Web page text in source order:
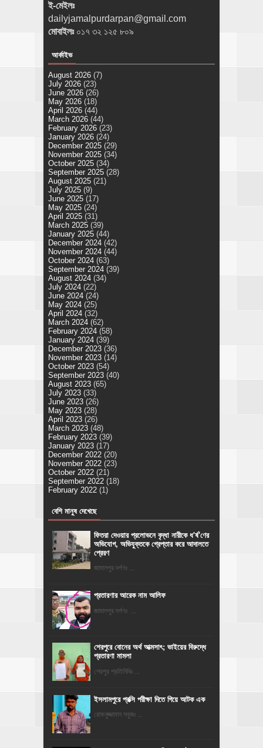
ই-মেইলঃ
dailyjamalpurdarpan@gmail.com
মোবাইলঃ ০১৭ ৩২ ১২৫ ৮০৯
আর্কাইভ
August 2026 (7)
July 2026 (23)
June 2026 (26)
May 2026 (18)
April 2026 (44)
March 2026 (44)
February 2026 (23)
January 2026 (24)
December 2025 (29)
November 2025 (34)
October 2025 (34)
September 2025 (28)
August 2025 (21)
July 2025 (9)
June 2025 (17)
May 2025 (24)
April 2025 (31)
March 2025 (39)
January 2025 (44)
December 2024 (42)
November 2024 (44)
October 2024 (63)
September 2024 (39)
August 2024 (34)
July 2024 (22)
June 2024 (24)
May 2024 (25)
April 2024 (32)
March 2024 (62)
February 2024 (58)
January 2024 (39)
December 2023 (36)
November 2023 (14)
October 2023 (54)
September 2023 (40)
August 2023 (65)
July 2023 (33)
June 2023 (26)
May 2023 (28)
April 2023 (26)
March 2023 (48)
February 2023 (39)
January 2023 (17)
December 2022 (20)
November 2022 (23)
October 2022 (21)
September 2022 (18)
February 2022 (1)
বেশি মানুষ দেখেছে
ফিতরা দেওয়ার প্রলোভনে বৃদ্ধা নারীকে ধ'র্ষ'ণের
অভিযোগ, অভিযুক্তকে গ্রেপ্তার করে আদালতে
প্রেরণ
জামালপুর দর্পণঃ ...
প্রতারণার আরেক নাম আলিফ
জামালপুর দর্পণঃ ...
শেরপুরে বোনের অর্থ আত্মসাৎ; ভাইয়ের বিরুদ্ধে
প্রতারণা মামলা
শেরপুর প্রতিনিধিঃ ...
ইসলামপুরে প্রক্সি পরীক্ষা দিতে গিয়ে আটক এক
রোকনুজ্জামান সবুজঃ ...